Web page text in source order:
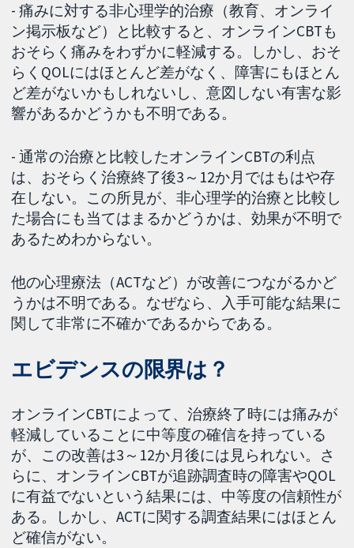
- 痛みに対する非心理学的治療（教育、オンライ
ン掲示板など）と比較すると、オンラインCBTも
おそらく痛みをわずかに軽減する。しかし、おそ
らくQOLにはほとんど差がなく、障害にもほとん
ど差がないかもしれないし、意図しない有害な影
響があるかどうかも不明である。
- 通常の治療と比較したオンラインCBTの利点
は、おそらく治療終了後3～12か月ではもはや存
在しない。この所見が、非心理学的治療と比較し
た場合にも当てはまるかどうかは、効果が不明で
あるためわからない。
他の心理療法（ACTなど）が改善につながるかど
うかは不明である。なぜなら、入手可能な結果に
関して非常に不確かであるからである。
エビデンスの限界は？
オンラインCBTによって、治療終了時には痛みが
軽減していることに中等度の確信を持っている
が、この改善は3～12か月後には見られない。さ
らに、オンラインCBTが追跡調査時の障害やQOL
に有益でないという結果には、中等度の信頼性が
ある。しかし、ACTに関する調査結果にはほとん
ど確信がない。